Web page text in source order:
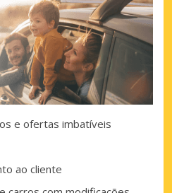
e ofertas imbatíveis
ao cliente